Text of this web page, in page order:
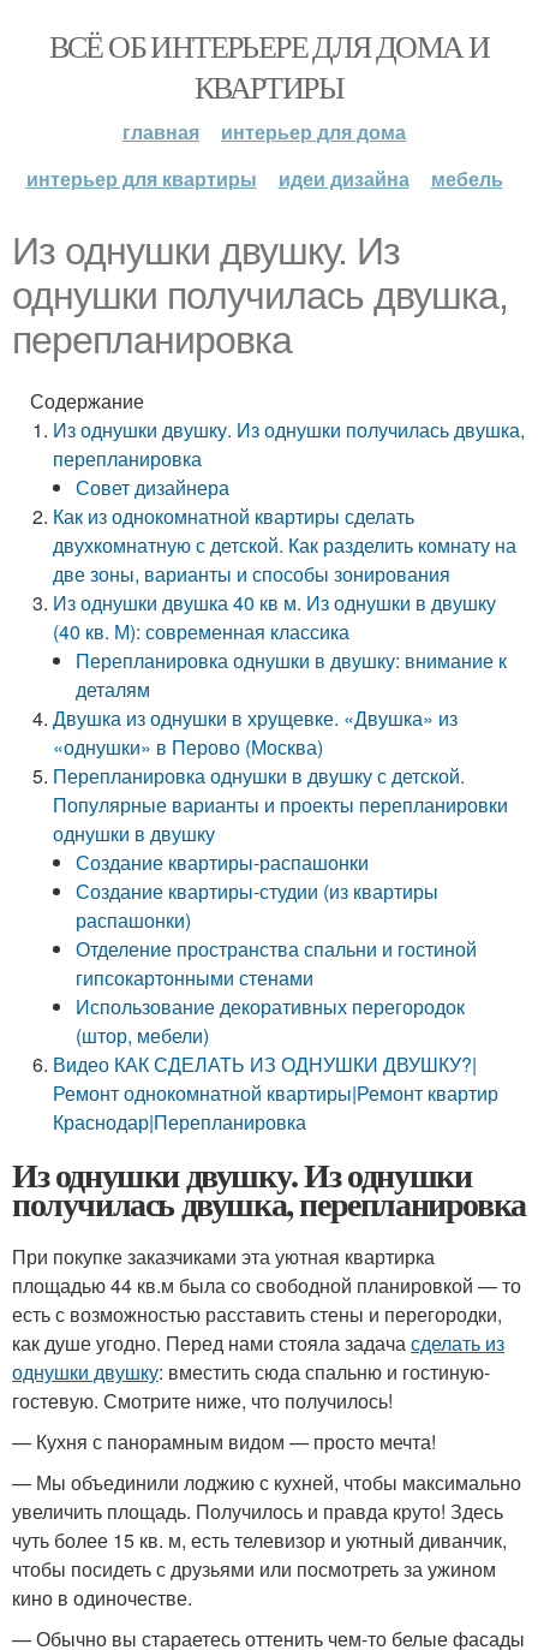
ВСЁ ОБ ИНТЕРЬЕРЕ ДЛЯ ДОМА И
КВАРТИРЫ
главная
интерьер для дома
интерьер для квартиры
идеи дизайна мебель
Из однушки двушку. Из
однушки получилась двушка,
перепланировка
Содержание
Из однушки двушку. Из однушки получилась двушка,
перепланировка
Совет дизайнера
Как из однокомнатной квартиры сделать
двухкомнатную с детской. Как разделить комнату на
две зоны, варианты и способы зонирования
Из однушки двушка 40 кв м. Из однушки в двушку
(40 кв. М): современная классика
Перепланировка однушки в двушку: внимание к
деталям
Двушка из однушки в хрущевке. «Двушка» из
«однушки» в Перово (Москва)
Перепланировка однушки в двушку с детской.
Популярные варианты и проекты перепланировки
однушки в двушку
Создание квартиры-распашонки
Создание квартиры-студии (из квартиры
распашонки)
Отделение пространства спальни и гостиной
гипсокартонными стенами
Использование декоративных перегородок
(штор, мебели)
Видео КАК СДЕЛАТЬ ИЗ ОДНУШКИ ДВУШКУ?|
Ремонт однокомнатной квартиры|Ремонт квартир
Краснодар|Перепланировка
Из однушки двушку. Из однушки
получилась двушка, перепланировка
При покупке заказчиками эта уютная квартирка
площадью 44 кв.м была со свободной планировкой — то
есть с возможностью расставить стены и перегородки,
как душе угодно. Перед нами стояла задачасделать из
однушки двушку: вместить сюда спальню и гостиную-
гостевую. Смотрите ниже, что получилось!
— Кухня с панорамным видом — просто мечта!
— Мы объединили лоджию с кухней, чтобы максимально
увеличить площадь. Получилось и правда круто! Здесь
чуть более 15 кв. м, есть телевизор и уютный диванчик,
чтобы посидеть с друзьями или посмотреть за ужином
кино в одиночестве.
— Обычно вы стараетесь оттенить чем-то белые фасады